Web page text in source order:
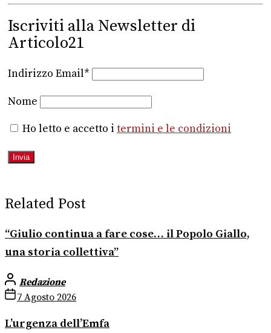
Iscriviti alla Newsletter di
Articolo21
Indirizzo Email*
Nome
Ho letto e accetto i termini e le condizioni
Related Post
“Giulio continua a fare cose… il Popolo Giallo,
una storia collettiva”
Redazione
7 Agosto 2026
L’urgenza dell’Emfa